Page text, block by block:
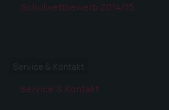
Schulwettbewerb 2014/15
Service & Kontakt